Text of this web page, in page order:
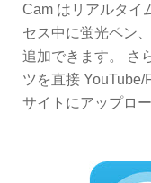
Cam はリアルタイ
セス中に蛍光ペン
追加できます。 さ
ツを直接
サイトにアップロ